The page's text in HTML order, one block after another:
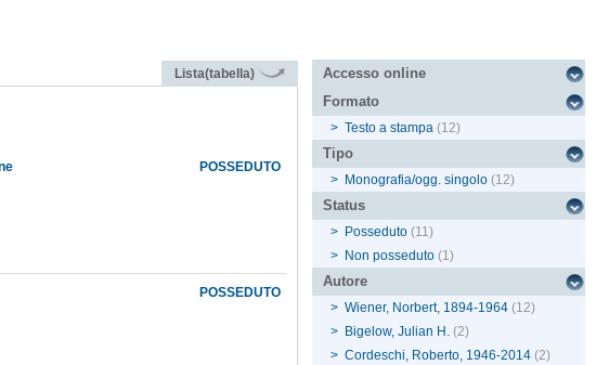
Lista(tabella)
POSSEDUTO
POSSEDUTO
Accesso online
Formato
> Testo a stampa (12)
Tipo
> Monografia/ogg. singolo (12)
Status
> Posseduto (11)
> Non posseduto (1)
Autore
> Wiener, Norbert, 1894-1964 (12)
> Bigelow, Julian H. (2)
> Cordeschi, Roberto, 1946-2014 (2)